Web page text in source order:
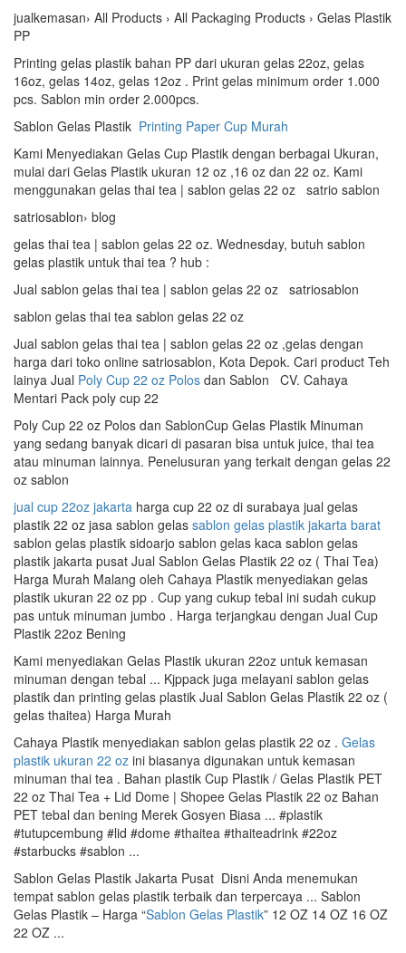
jualkemasan› All Products › All Packaging Products › Gelas Plastik
PP
Printing gelas plastik bahan PP dari ukuran gelas 22oz, gelas
16oz, gelas 14oz, gelas 12oz . Print gelas minimum order 1.000
pcs. Sablon min order 2.000pcs.
Sablon Gelas Plastik Printing Paper Cup Murah
Kami Menyediakan Gelas Cup Plastik dengan berbagai Ukuran,
mulai dari Gelas Plastik ukuran 12 oz ,16 oz dan 22 oz. Kami
menggunakan gelas thai tea | sablon gelas 22 oz satrio sablon
satriosablon› blog
gelas thai tea | sablon gelas 22 oz. Wednesday, butuh sablon
gelas plastik untuk thai tea ? hub :
Jual sablon gelas thai tea | sablon gelas 22 oz satriosablon
sablon gelas thai tea sablon gelas 22 oz
Jual sablon gelas thai tea | sablon gelas 22 oz ,gelas dengan
harga dari toko online satriosablon, Kota Depok. Cari product Teh
lainya Jual Poly Cup 22 oz Polos dan Sablon CV. Cahaya
Mentari Pack poly cup 22
Poly Cup 22 oz Polos dan SablonCup Gelas Plastik Minuman
yang sedang banyak dicari di pasaran bisa untuk juice, thai tea
atau minuman lainnya. Penelusuran yang terkait dengan gelas 22
oz sablon
jual cup 22oz jakarta harga cup 22 oz di surabaya jual gelas
plastik 22 oz jasa sablon gelas sablon gelas plastik jakarta barat
sablon gelas plastik sidoarjo sablon gelas kaca sablon gelas
plastik jakarta pusat Jual Sablon Gelas Plastik 22 oz ( Thai Tea)
Harga Murah Malang oleh Cahaya Plastik menyediakan gelas
plastik ukuran 22 oz pp . Cup yang cukup tebal ini sudah cukup
pas untuk minuman jumbo . Harga terjangkau dengan Jual Cup
Plastik 22oz Bening
Kami menyediakan Gelas Plastik ukuran 22oz untuk kemasan
minuman dengan tebal ... Kjppack juga melayani sablon gelas
plastik dan printing gelas plastik Jual Sablon Gelas Plastik 22 oz (
gelas thaitea) Harga Murah
Cahaya Plastik menyediakan sablon gelas plastik 22 oz . Gelas
plastik ukuran 22 oz ini biasanya digunakan untuk kemasan
minuman thai tea . Bahan plastik Cup Plastik / Gelas Plastik PET
22 oz Thai Tea + Lid Dome | Shopee Gelas Plastik 22 oz Bahan
PET tebal dan bening Merek Gosyen Biasa ... #plastik
#tutupcembung #lid #dome #thaitea #thaiteadrink #22oz
#starbucks #sablon ...
Sablon Gelas Plastik Jakarta Pusat Disni Anda menemukan
tempat sablon gelas plastik terbaik dan terpercaya ... Sablon
Gelas Plastik – Harga “Sablon Gelas Plastik” 12 OZ 14 OZ 16 OZ
22 OZ ...